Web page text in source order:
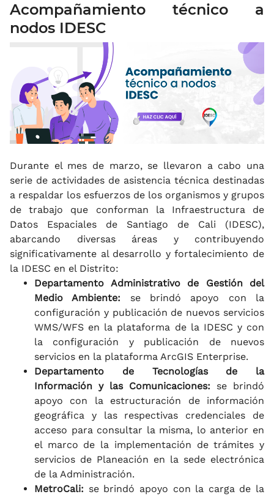
Acompañamiento técnico a
nodos IDESC
Durante el mes de marzo, se llevaron a cabo una
serie de actividades de asistencia técnica destinadas
a respaldar los esfuerzos de los organismos y grupos
de trabajo que conforman la Infraestructura de
Datos Espaciales de Santiago de Cali (IDESC),
abarcando diversas áreas y contribuyendo
significativamente al desarrollo y fortalecimiento de
la IDESC en el Distrito:
Departamento Administrativo de Gestión del
Medio Ambiente: se brindó apoyo con la
configuración y publicación de nuevos servicios
WMS/WFS en la plataforma de la IDESC y con
la configuración y publicación de nuevos
servicios en la plataforma ArcGIS Enterprise.
Departamento de Tecnologías de la
Información y las Comunicaciones: se brindó
apoyo con la estructuración de información
geográfica y las respectivas credenciales de
acceso para consultar la misma, lo anterior en
el marco de la implementación de trámites y
servicios de Planeación en la sede electrónica
de la Administración.
MetroCali: se brindó apoyo con la carga de la